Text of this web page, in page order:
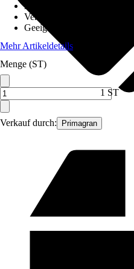
Verkauf durch: Primagran
Ausführung
Ventilausstattung
3 ½"
Geeignet für
Unterschrank
Mehr Artikeldetails
Menge (ST)
1 ST